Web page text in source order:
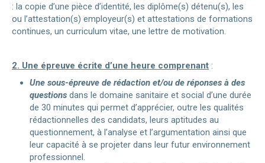
: la copie d’une pièce d’identité, les diplôme(s) détenu(s), les
ou l’attestation(s) employeur(s) et attestations de formations
continues, un curriculum vitae, une lettre de motivation.
2. Une épreuve écrite d’une heure comprenant :
Une sous-épreuve de rédaction et/ou de réponses à des
questions dans le domaine sanitaire et social d’une durée
de 30 minutes qui permet d’apprécier, outre les qualités
rédactionnelles des candidats, leurs aptitudes au
questionnement, à l’analyse et l’argumentation ainsi que
leur capacité à se projeter dans leur futur environnement
professionnel.